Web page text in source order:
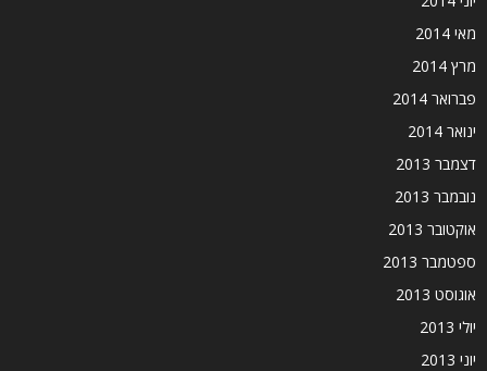
מאי 2014
מרץ 2014
פברואר 2014
ינואר 2014
דצמבר 2013
נובמבר 2013
אוקטובר 2013
ספטמבר 2013
אוגוסט 2013
יולי 2013
יוני 2013